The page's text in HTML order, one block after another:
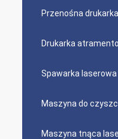
Przenośna
Drukarka
Spawarka laserowa
Maszyna do
Maszyna tnąca